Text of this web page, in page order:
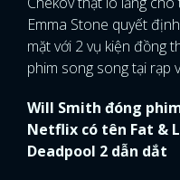
Emma Stone quyết
mặt với 2 vụ kiện đồng
phim song song tại rạp
Will Smith đóng
Netflix có tên Fat &
Deadpool 2 dẫn dắt